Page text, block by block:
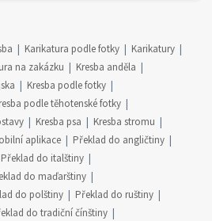
Karikatura podle fotky
Karikatury
na zakázku
Kresba anděla
Kresba podle fotky
podle těhotenské fotky
Kresba psa
Kresba stromu
aplikace
Překlad do angličtiny
Překlad do italštiny
do maďarštiny
do polštiny
Překlad do ruštiny
do tradiční čínštiny